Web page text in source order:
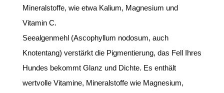
Mineralstoffe, wie etwa Kalium, Magnesium und
Vitamin C.
Seealgenmehl (Ascophyllum nodosum, auch
Knotentang) verstärkt die Pigmentierung, das Fell Ihres
Hundes bekommt Glanz und Dichte. Es enthält
wertvolle Vitamine, Mineralstoffe wie Magnesium,